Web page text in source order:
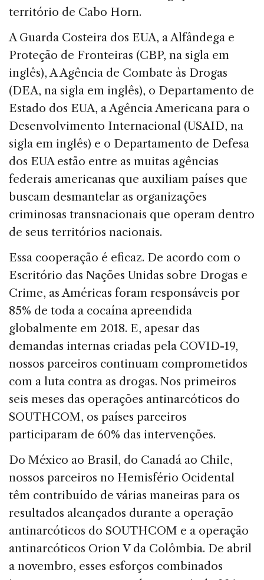
território de Cabo Horn.
A Guarda Costeira dos EUA, a Alfândega e
Proteção de Fronteiras (CBP, na sigla em
inglês), A Agência de Combate às Drogas
(DEA, na sigla em inglês), o Departamento de
Estado dos EUA, a Agência Americana para o
Desenvolvimento Internacional (USAID, na
sigla em inglês) e o Departamento de Defesa
dos EUA estão entre as muitas agências
federais americanas que auxiliam países que
buscam desmantelar as organizações
criminosas transnacionais que operam dentro
de seus territórios nacionais.
Essa cooperação é eficaz. De acordo com o
Escritório das Nações Unidas sobre Drogas e
Crime, as Américas foram responsáveis ​​por
85% de toda a cocaína apreendida
globalmente em 2018. E, apesar das
demandas internas criadas pela COVID-19,
nossos parceiros continuam comprometidos
com a luta contra as drogas. Nos primeiros
seis meses das operações antinarcóticos do
SOUTHCOM, os países parceiros
participaram de 60% das intervenções.
Do México ao Brasil, do Canadá ao Chile,
nossos parceiros no Hemisfério Ocidental
têm contribuído de várias maneiras para os
resultados alcançados durante a operação
antinarcóticos do SOUTHCOM e a operação
antinarcóticos Orion V da Colômbia. De abril
a novembro, esses esforços combinados